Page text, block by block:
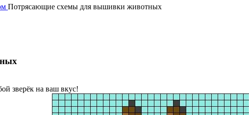
Потрясающие схемы для вышивки животных
зверёк на ваш вкус!